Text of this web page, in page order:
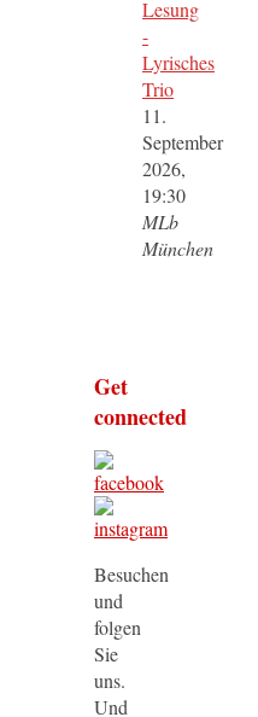
Lesung
-
Lyrisches
Trio
11.
September
2026,
19:30
MLb
München
Get
connected
Besuchen
und
folgen
Sie
uns.
Und